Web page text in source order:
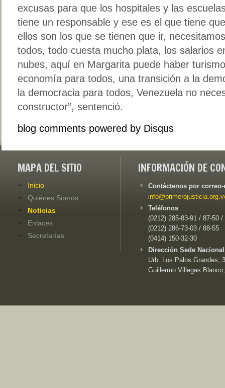
excusas para que los hospitales y las
tiene un responsable y ese es el que tiene
ellos son los que se tienen que ir,
todos, todo cuesta mucho plata, los salarios
nubes, aquí en Margarita puede haber
economía para todos, una transición a la
la democracia para todos, Venezuela no
constructor”, sentenció.
blog comments powered by Disqus
MAPA DEL SITIO
Inicio
Quiénes Somos
Noticias
Enlaces
Secretarías
INFORMACIÓN DE
Contáctenos por
Teléfonos
(0212) 285-83-91 / 87-50 /
(0212) 286-73-03 / 88-55
(0414) 150-32-30
Dirección Sede
Urb. Los Palos Grandes,
Guillermo Villegas